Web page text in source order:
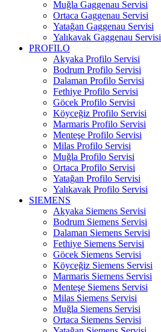
Muğla Gaggenau Servisi
Ortaca Gaggenau Servisi
Yatağan Gaggenau Servisi
Yalıkavak Gaggenau Servisi
PROFILO
Akyaka Profilo Servisi
Bodrum Profilo Servisi
Dalaman Profilo Servisi
Fethiye Profilo Servisi
Göcek Profilo Servisi
Köyceğiz Profilo Servisi
Marmaris Profilo Servisi
Menteşe Profilo Servisi
Milas Profilo Servisi
Muğla Profilo Servisi
Ortaca Profilo Servisi
Yatağan Profilo Servisi
Yalıkavak Profilo Servisi
SIEMENS
Akyaka Siemens Servisi
Bodrum Siemens Servisi
Dalaman Siemens Servisi
Fethiye Siemens Servisi
Göcek Siemens Servisi
Köyceğiz Siemens Servisi
Marmaris Siemens Servisi
Menteşe Siemens Servisi
Milas Siemens Servisi
Muğla Siemens Servisi
Ortaca Siemens Servisi